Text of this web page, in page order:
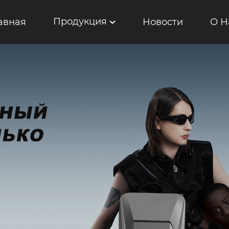
Продукция Новости О